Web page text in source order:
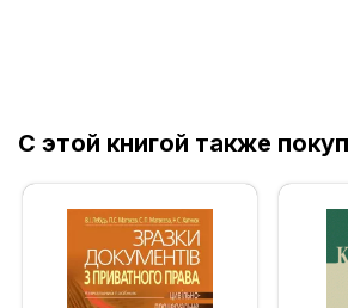
С этой книгой также